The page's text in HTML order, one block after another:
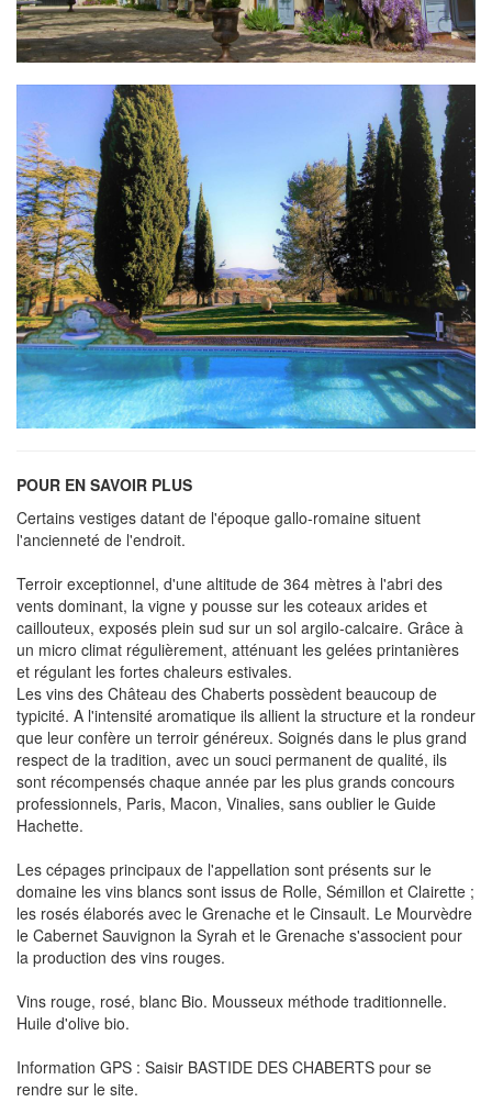
POUR EN SAVOIR PLUS
Certains vestiges datant de l'époque gallo-romaine situent
l'ancienneté de l'endroit.
Terroir exceptionnel, d'une altitude de 364 mètres à l'abri des
vents dominant, la vigne y pousse sur les coteaux arides et
caillouteux, exposés plein sud sur un sol argilo-calcaire. Grâce à
un micro climat régulièrement, atténuant les gelées printanières
et régulant les fortes chaleurs estivales.
Les vins des Château des Chaberts possèdent beaucoup de
typicité. A l'intensité aromatique ils allient la structure et la rondeur
que leur confère un terroir généreux. Soignés dans le plus grand
respect de la tradition, avec un souci permanent de qualité, ils
sont récompensés chaque année par les plus grands concours
professionnels, Paris, Macon, Vinalies, sans oublier le Guide
Hachette.
Les cépages principaux de l'appellation sont présents sur le
domaine les vins blancs sont issus de Rolle, Sémillon et Clairette ;
les rosés élaborés avec le Grenache et le Cinsault. Le Mourvèdre
le Cabernet Sauvignon la Syrah et le Grenache s'associent pour
la production des vins rouges.
Vins rouge, rosé, blanc Bio. Mousseux méthode traditionnelle.
Huile d'olive bio.
Information GPS : Saisir BASTIDE DES CHABERTS pour se
rendre sur le site.